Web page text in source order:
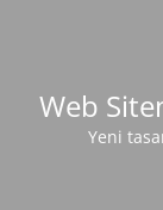
Web
Yeni